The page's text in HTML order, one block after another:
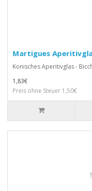
Martigues
Konisches Aperitivglas -
1,83€
Preis ohne Steuer 1,50€